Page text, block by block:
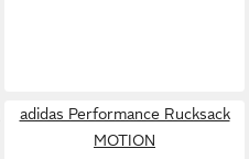
adidas Performance Rucksack
MOTION